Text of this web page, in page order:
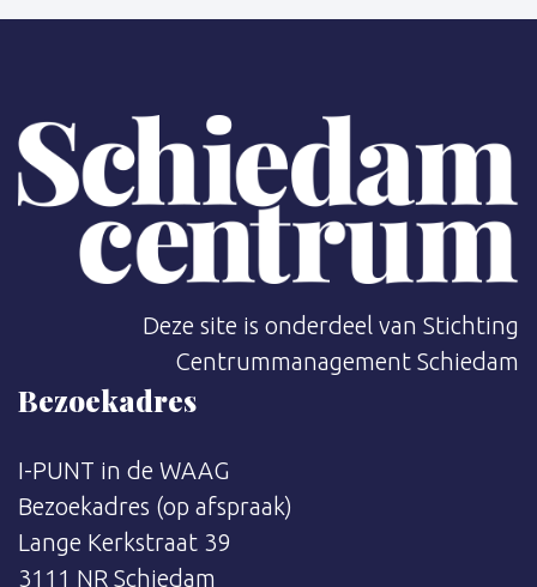
Deze site is onderdeel van Stichting
Centrummanagement Schiedam
Bezoekadres
I-PUNT in de WAAG
Bezoekadres (op afspraak)
Lange Kerkstraat 39
3111 NR Schiedam